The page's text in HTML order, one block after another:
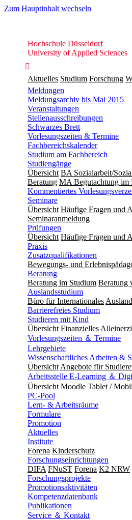
Zum Hauptinhalt wechseln
Hochschule
Düsseldorf
Hochschule Düsseldorf
University of Applied Sciences

Aktuelles Studium Forschung
Meldungen
Meldungsarchiv bis Mai 2015
Veranstaltungen
Stellenausschreibungen
Schwarzes Brett
Vorlesungszeiten & Termine
Fachbereichskalender
Studium am Fachbereich
Studiengänge
Übersicht BA Sozialarbeit/
Beratung MA Begut­ach­tung im
Kommentiertes
Seminare
Übersicht Häufige Fragen und
Seminaranmeldung
Prüfungen
Übersicht Häufige Fragen und
Praxis
Zusatzqualifikationen
Bewegungs- und
Beratung
Beratung im Studium Beratung
Auslandsstudium
Büro für Internationales
Barrierefreies Studium
Studieren mit Kind
Übersicht Finanzielles
Vorlesungszeiten ＆ Termine
Lehrgebiete
Wissenschaftliches Arbeiten &
Übersicht Angebote für
Arbeitsstelle E-Learning ＆
Übersicht Moodle Tablet /
PC-Pool
Lern- & Arbeitsräume
Formulare
Promotion
Aktuelles
Institute
Forena Kinderschutz
Forschungseinrichtungen
DIFA FNuST Forena K2 NRW
Forschungsprojekte
Promotionsaktivitäten
Kompetenzdatenbank
Publikationen
Service ＆ Kontakt